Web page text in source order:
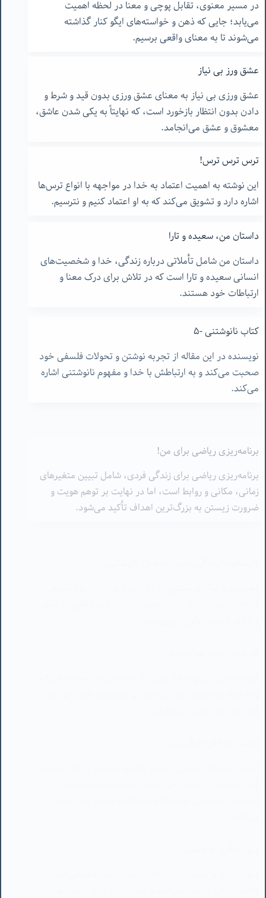
در مسیر معنوی، تقابل پوچی و معنا در لحظه اهمیت
می‌یابد؛ جایی که ذهن و خواسته‌های ایگو کنار گذاشته
می‌شوند تا به معنای واقعی برسیم.
عشق ورز بی نیاز
عشق ورزی بی نیاز به معنای عشق ورزی بدون قید و شرط و
دادن بدون انتظار بازخورد است، که نهایتاً به یکی شدن عاشق،
معشوق و عشق می‌انجامد.
ترس ترس ترس!
این نوشته به اهمیت اعتماد به خدا در مواجهه با انواع ترس‌ها
اشاره دارد و تشویق می‌کند که به او اعتماد کنیم و نترسیم.
داستان من، سعیده و تارا
داستان من شامل تأملاتی درباره زندگی، خدا و شخصیت‌های
انسانی سعیده و تارا است که در تلاش برای درک معنا و
ارتباطات خود هستند.
کتاب نانوشتنی -۵
نویسنده در این مقاله از تجربه نوشتن و تحولات فلسفی خود
صحبت می‌کند و به ارتباطش با خدا و مفهوم نانوشتنی اشاره
می‌کند.
زمانی، مکانی و روابط است، اما در نهایت بر توهم هویت و
ضرورت زیستن به بزرگ‌ترین اهداف تأکید می‌شود.
خودنابودشوندگی معنویت، مثل نانوشتنی